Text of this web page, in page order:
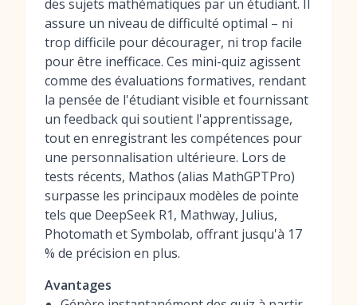
des sujets mathématiques par un étudiant. Il
assure un niveau de difficulté optimal – ni
trop difficile pour décourager, ni trop facile
pour être inefficace. Ces mini-quiz agissent
comme des évaluations formatives, rendant
la pensée de l'étudiant visible et fournissant
un feedback qui soutient l'apprentissage,
tout en enregistrant les compétences pour
une personnalisation ultérieure. Lors de
tests récents, Mathos (alias MathGPTPro)
surpasse les principaux modèles de pointe
tels que DeepSeek R1, Mathway, Julius,
Photomath et Symbolab, offrant jusqu'à 17
% de précision en plus.
Avantages